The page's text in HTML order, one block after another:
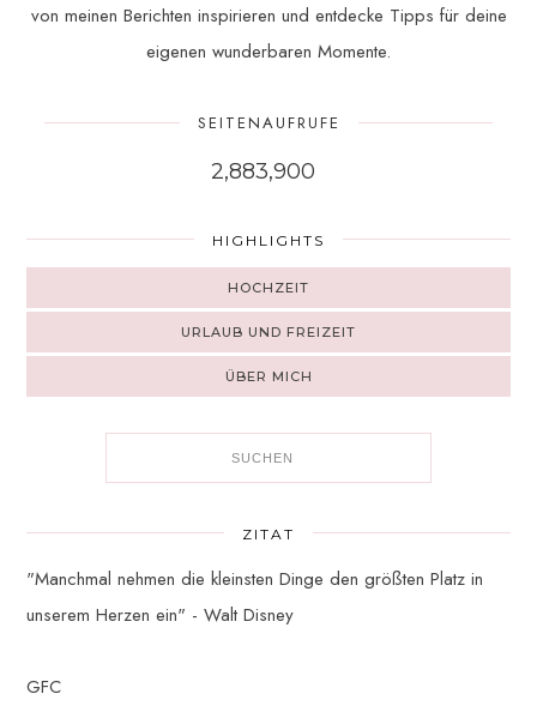
von meinen Berichten inspirieren und entdecke Tipps für deine
eigenen wunderbaren Momente.
SEITENAUFRUFE
2,883,900
HIGHLIGHTS
HOCHZEIT
URLAUB UND FREIZEIT
ÜBER MICH
ZITAT
"Manchmal nehmen die kleinsten Dinge den größten Platz in
unserem Herzen ein" - Walt Disney
GFC